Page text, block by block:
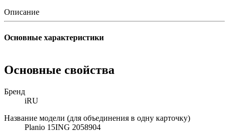
Описание
Основные характеристики
Основные свойства
Бренд
iRU
Название модели (для объединения в одну карточку)
Planio 15ING 2058904